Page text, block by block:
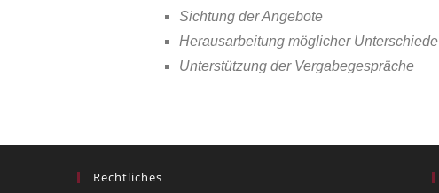
Sichtung der Angebote
Herausarbeitung möglicher Unterschiede
Unterstützung der Vergabegespräche
Rechtliches